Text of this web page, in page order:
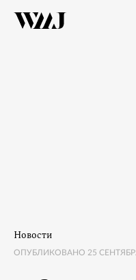
Новости
ОПУБЛИКОВАНО 25